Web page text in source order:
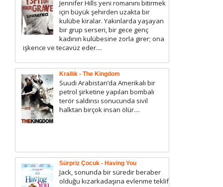
Jennifer Hills yeni romanını bitirmek
için büyük şehirden uzakta bir
kulübe kiralar. Yakınlarda yaşayan
bir grup serseri, bir gece genç
kadının kulübesine zorla girer; ona
işkence ve tecavüz eder....
Krallık - The Kingdom
Suudi Arabistan’da Amerikalı bir
petrol şirketine yapılan bombalı
terör saldırısı sonucunda sivil
halktan birçok insan ölür....
Sürpriz Çocuk - Having You
Jack, sonunda bir süredir beraber
olduğu kızarkadaşına evlenme teklif